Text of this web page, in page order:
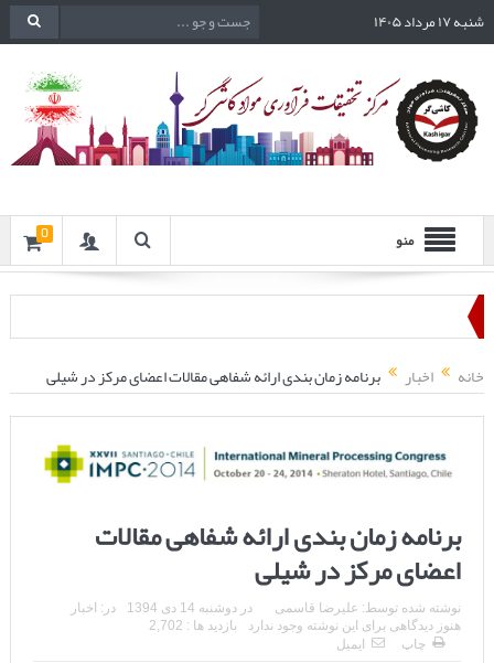
شنبه ۱۷ مرداد ۱۴۰۵
منو 0
خانه اخبار برنامه زمان بندی ارائه شفاهی مقالات اعضای مرکز در شیلی
برنامه زمان بندی ارائه شفاهی مقالات
اعضای مرکز در شیلی
نوشته شده توسط: علیرضا قاسمی در دوشنبه 14 دی 1394 در: اخبار
هنوز دیدگاهی برای این نوشته وجود ندارد
بازدید ها : 2,702
چاپ
ایمیل